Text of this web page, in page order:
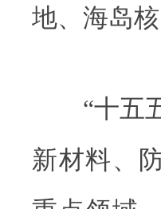
地、海岛
“十五五
新材料、